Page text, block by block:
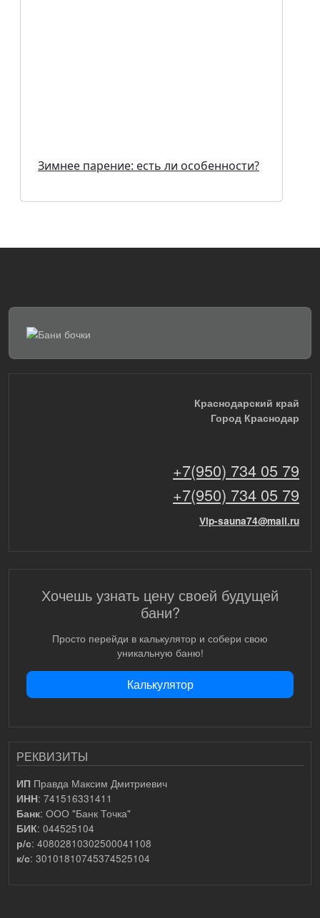
Зимнее парение: есть ли особенности?
Краснодарский край
Город Краснодар
+7(950) 734 05 79
+7(950) 734 05 79
Vip-sauna74@mail.ru
Хочешь узнать цену своей будущей
бани?
Просто перейди в калькулятор и собери свою
уникальную баню!
Калькулятор
РЕКВИЗИТЫ
ИП Правда Максим Дмитриевич
ИНН: 741516331411
Банк: ООО "Банк Точка"
БИК: 044525104
р/с: 40802810302500041108
к/с: 30101810745374525104